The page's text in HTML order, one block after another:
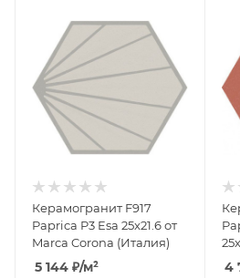
Керамогранит F917
Paprica P3 Esa 25x21.6 от
Marca Corona (Италия)
5 144 ₽/м² 4